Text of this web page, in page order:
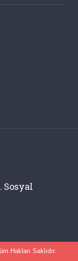
Sosyal
Hakları Saklıdır.